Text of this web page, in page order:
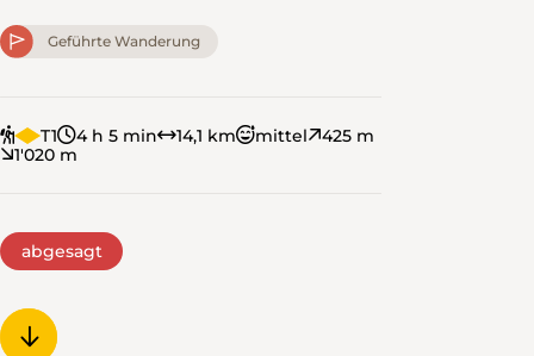
Geführte Wanderung
T1 4 h 5 min 14,1 km mittel
425 m
1'020 m
abgesagt